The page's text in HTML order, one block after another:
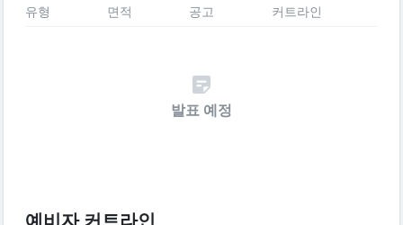
유형 면적 공고 커트라인
발표 예정
예비자 커트라인